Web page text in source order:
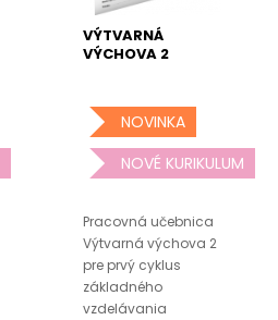
VÝTVARNÁ
VÝCHOVA 2
NOVINKA
NOVÉ KURIKULUM
Pracovná učebnica
Výtvarná výchova 2
pre prvý cyklus
základného
vzdelávania